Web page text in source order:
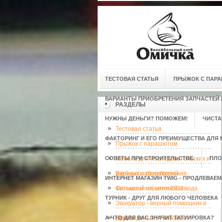
ТЕСТОВАЯ СТАТЬЯ ПРЫЖОК С
ВАРИАНТЫ ПРИОБРЕТЕНИЯ
НУЖНЫ ДЕНЬГИ? ПОМОЖЕМ!
ФАКТОРИНГ И ЕГО ПРЕИМУЩЕСТВА ДЛЯ
СОВЕТЫ ПРИ СТРОИТЕЛЬСТВЕ.
ИНТЕРНЕТ МАГАЗИН TWIG -
ТУРНИК - ДРУГ ДЛЯ ЛЮБОГО ЧЕЛОВЕКА
А ЧТО ДЛЯ ВАС ЗНАЧИТ ТАТУИРОВКА?
РАЗДЕЛЫ
Тестовая статья
Прыжок с парашютом
Мебель для исследовательских и
учебных лабораторий
Варианты приобретения
запчастей на автомобиль
Фильмы и события 2011 года
Эвакуатор - верный помощник в
дороге.
Нужны деньги? Поможем!